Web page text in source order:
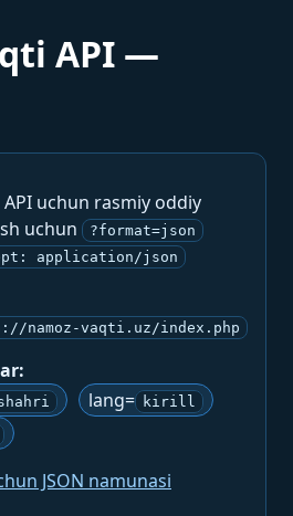
API —
API uchun rasmiy oddiy
uchun
?format=json
application/json
namoz-vaqti.uz/index.php
lang= kirill
JSON namunasi